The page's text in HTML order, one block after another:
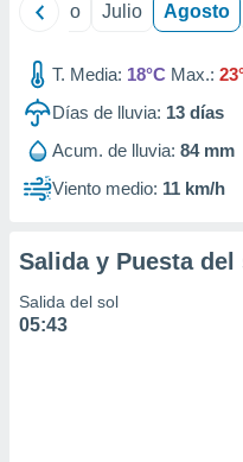
Junio Julio Agosto
T. Media: 18°C Max.:
Días de lluvia: 13 días
Acum. de lluvia: 84 mm
Viento medio: 11 km/h
Salida y Puesta del
Salida del sol
05:43